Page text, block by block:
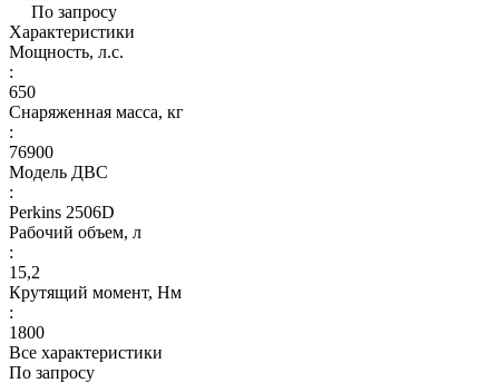
По запросу
Характеристики
Мощность, л.с.
:
650
Снаряженная масса, кг
:
76900
Модель ДВС
:
Perkins 2506D
Рабочий объем, л
:
15,2
Крутящий момент, Нм
:
1800
Все характеристики
По запросу